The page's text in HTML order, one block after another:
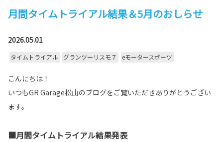
月間タイムトライアル結果＆5月のおしらせ
2026.05.01
タイムトライアル グランツーリスモ７ eモータースポーツ
こんにちは！
いつもGR Garage松山のブログをご覧いただきありがとうござい
ます。
■月間タイムトライアル結果発表